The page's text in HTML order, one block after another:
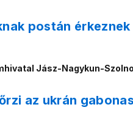
postán
Jász-Nagykun-
az ukrán